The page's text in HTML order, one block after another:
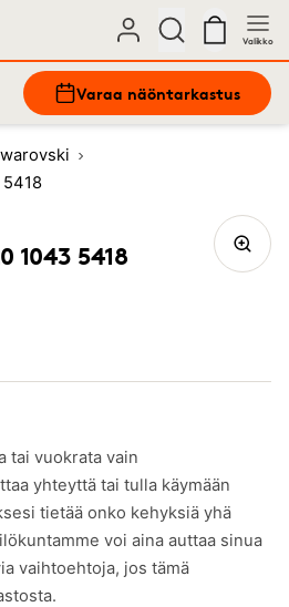
Valikko
Varaa näöntarkastus
5418
1043 5418
tai vuokrata vain
yhteyttä tai tulla käymään
tietää onko kehyksiä yhä
voi aina auttaa sinua
vaihtoehtoja, jos tämä